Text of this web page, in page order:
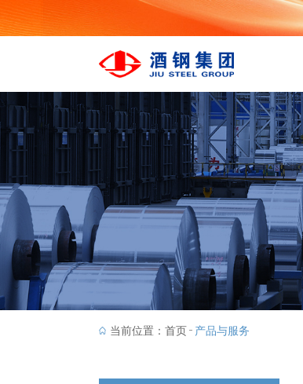
当前位置：首页 产品与服务